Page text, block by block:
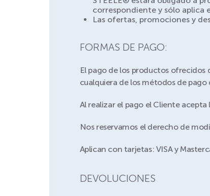
correspondiente y sólo aplica
Las ofertas, promociones y
FORMAS DE PAGO:
El pago de los productos ofrecidos
cualquiera de los métodos de pago
Al realizar el pago el Cliente
Nos reservamos el derecho de
Aplican con tarjetas: VISA y
DEVOLUCIONES